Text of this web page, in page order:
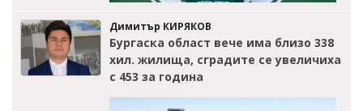
Димитър КИРЯКОВ
Бургаска област вече има близо 338
хил. жилища, сградите се увеличиха
с 453 за година